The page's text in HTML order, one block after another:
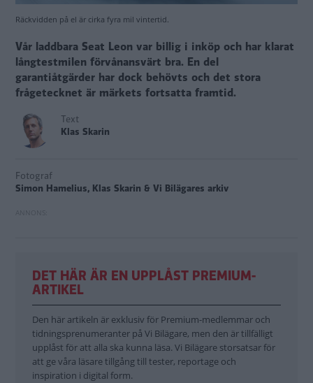
Räckvidden på el är cirka fyra mil vintertid.
Vår laddbara Seat Leon var billig i inköp och har klarat
långtestmilen förvånansvärt bra. En del
garantiåtgärder har dock behövts och det stora
frågetecknet är märkets fortsatta framtid.
Text
Klas Skarin
Fotograf
Simon Hamelius, Klas Skarin & Vi Bilägares arkiv
DET HÄR ÄR EN UPPLÅST PREMIUM-
ARTIKEL
Den här artikeln är exklusiv för Premium-medlemmar och
tidningsprenumeranter på Vi Bilägare, men den är tillfälligt
upplåst för att alla ska kunna läsa. Vi Bilägare storsatsar för
att ge våra läsare tillgång till tester, reportage och
inspiration i digital form.